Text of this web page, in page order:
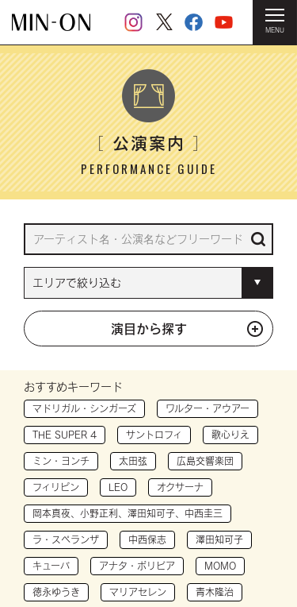
MENU
HOME ＞ 公演案内
［公演案内］
PERFORMANCE GUIDE
演目から探す
おすすめキーワード
マドリガル・シンガーズ ワルター・アウアー
THE SUPER 4 サントロフィ 歌心りえ
ミン・ヨンチ 太田弦 広島交響楽団
フィリピン LEO オクサーナ
岡本真夜、小野正利、澤田知可子、中西圭三
ラ・スペランザ 中西保志 澤田知可子
キューバ アナタ・ボリビア MOMO
徳永ゆうき マリアセレン 青木隆治